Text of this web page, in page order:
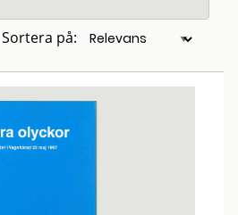
Sortera på: